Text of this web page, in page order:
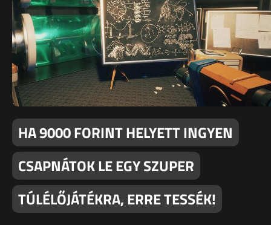
HA 9000 FORINT HELYETT INGYEN
CSAPNÁTOK LE EGY SZUPER
TÚLÉLŐJÁTÉKRA, ERRE TESSÉK!